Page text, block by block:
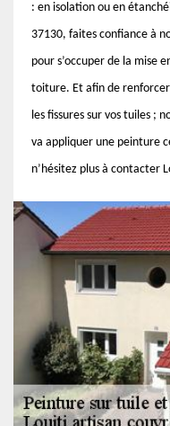
: en isolation ou en
37130, faites confiance à
pour s’occuper de la mise
toiture. Et afin de
les fissures sur vos tuiles ;
va appliquer une peinture
n’hésitez plus à contacter